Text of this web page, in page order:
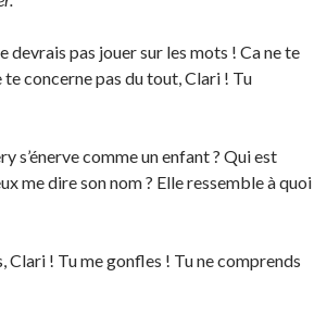
devrais pas jouer sur les mots ! Ca ne te
te concerne pas du tout, Clari ! Tu
s’énerve comme un enfant ? Qui est
me dire son nom ? Elle ressemble à quoi
Clari ! Tu me gonfles ! Tu ne comprends